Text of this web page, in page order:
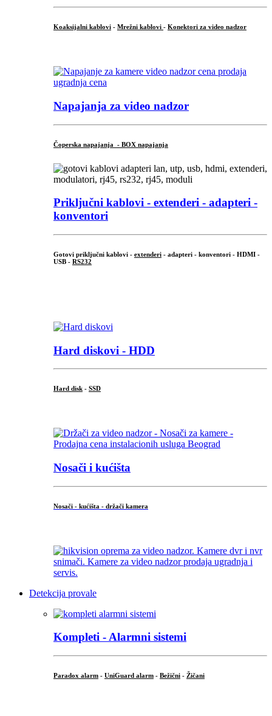
Koaksijalni kablovi - Mrežni kablovi - Konektori za video nadzor
Napajanja za video nadzor
Čoperska napajanja - BOX napajanja
Priključni kablovi - extenderi - adapteri -
konventori
Gotovi priključni kablovi - extenderi - adapteri - konventori - HDMI -
USB - RS232
Hard diskovi - HDD
Hard disk - SSD
Nosači i kućišta
Nosači - kućišta - držači kamera
Detekcija provale
Kompleti - Alarmni sistemi
Paradox alarm - UniGuard alarm - Bežični - Žičani